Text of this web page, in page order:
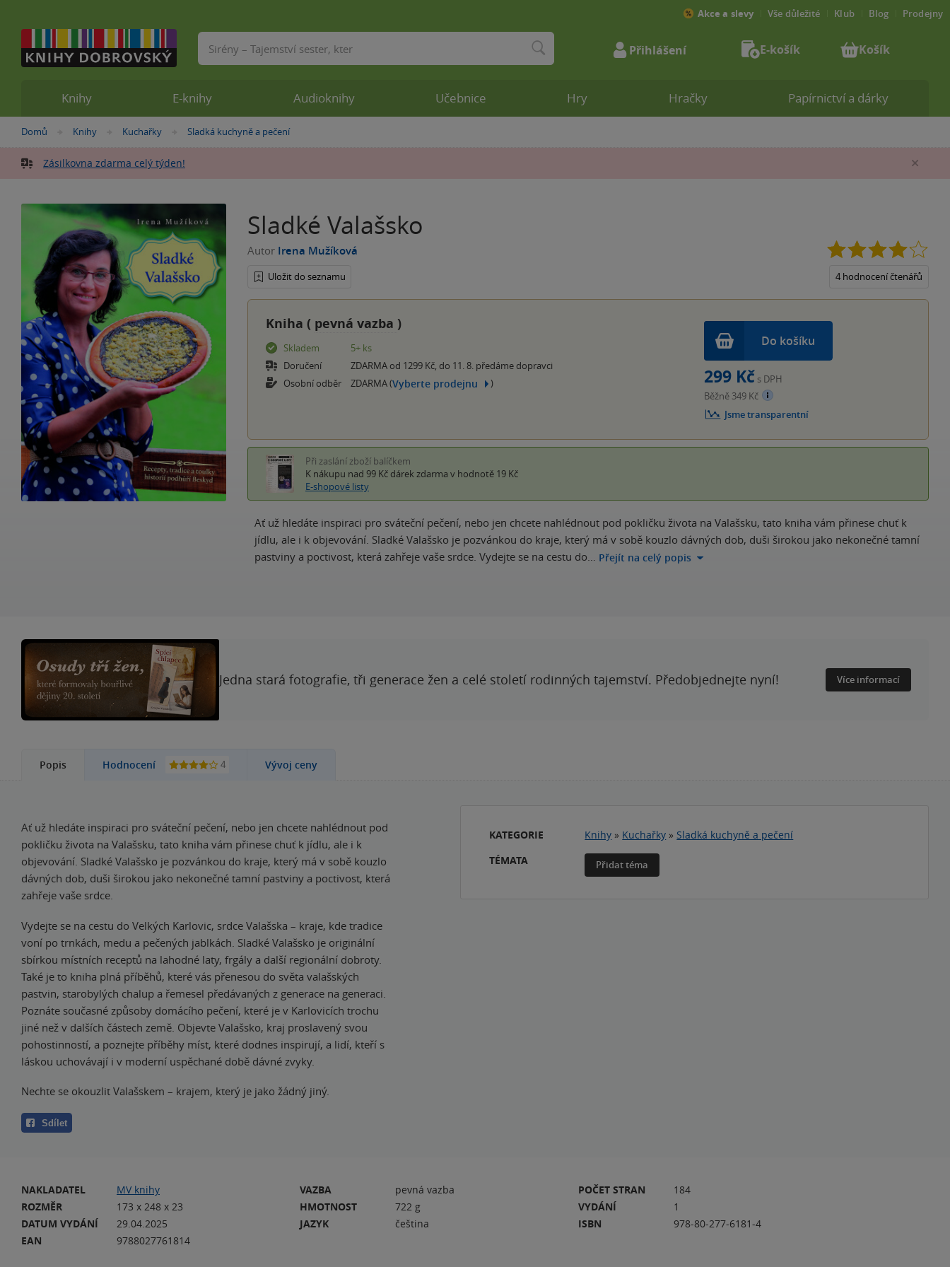
Nacházíte
zde:
Domů »
Knihy »
Kuchařky »
Sladká kuchyně a pečení
Zásilkovna zdarma celý týden!
Sladké Valašsko
Autor Irena Mužíková
Uložit do seznamu 4 hodnocení čtenářů
Kniha ( pevná vazba )
Skladem
5+ ks
Doručení
ZDARMA od 1299 Kč, do 11. 8. předáme dopravci
Osobní odběr
ZDARMA (Vyberte prodejnu )
Do košíku
299 Kč s DPH
Běžně 349 Kč
Jsme transparentní
Při zaslání zboží balíčkem
K nákupu nad 99 Kč dárek zdarma v hodnotě 19 Kč
E-shopové listy
Ať už hledáte inspiraci pro sváteční pečení, nebo jen chcete nahlédnout pod pokličku života na Valašsku, tato kniha vám přinese chuť k
jídlu, ale i k objevování. Sladké Valašsko je pozvánkou do kraje, který má v sobě kouzlo dávných dob, duši širokou jako nekonečné tamní
pastviny a poctivost, která zahřeje vaše srdce. Vydejte se na cestu do… Přejít na celý popis
Jedna stará fotografie, tři generace žen a celé století rodinných tajemství. Předobjednejte nyní! Více informací
Popis Hodnocení 4 Vývoj ceny
Ať už hledáte inspiraci pro sváteční pečení, nebo jen chcete nahlédnout pod
pokličku života na Valašsku, tato kniha vám přinese chuť k jídlu, ale i k
objevování. Sladké Valašsko je pozvánkou do kraje, který má v sobě kouzlo
dávných dob, duši širokou jako nekonečné tamní pastviny a poctivost, která
zahřeje vaše srdce.
Vydejte se na cestu do Velkých Karlovic, srdce Valašska – kraje, kde tradice
voní po trnkách, medu a pečených jablkách. Sladké Valašsko je originální
sbírkou místních receptů na lahodné laty, frgály a další regionální dobroty.
Také je to kniha plná příběhů, které vás přenesou do světa valašských
pastvin, starobylých chalup a řemesel předávaných z generace na generaci.
Poznáte současné způsoby domácího pečení, které je v Karlovicích trochu
jiné než v dalších částech země. Objevte Valašsko, kraj proslavený svou
pohostinností, a poznejte příběhy míst, které dodnes inspirují, a lidí, kteří s
láskou uchovávají i v moderní uspěchané době dávné zvyky.
Nechte se okouzlit Valašskem – krajem, který je jako žádný jiný.
Sdílet
KATEGORIE Knihy » Kuchařky » Sladká kuchyně a pečení
TÉMATA
Přidat téma
NAKLADATEL
MV knihy
ROZMĚR
173 x 248 x 23
DATUM VYDÁNÍ
29.04.2025
EAN
9788027761814
VAZBA
pevná vazba
HMOTNOST
722 g
JAZYK
čeština
POČET STRAN
184
VYDÁNÍ
1
ISBN
978-80-277-6181-4
Knihy E-knihy Audioknihy Učebnice Hry Hračky Papírnictví a dárky
Akce a slevy Vše důležité Klub Blog Prodejny
Vyhledávání Přihlášení E-košík Košík